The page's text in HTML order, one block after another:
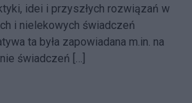
idei i przyszłych rozwiązań w
i nielekowych świadczeń
ta była zapowiadana m.in. na
świadczeń […]